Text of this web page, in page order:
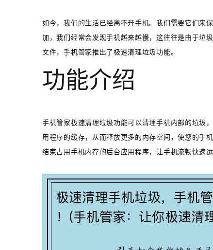
如今，我们的生活已经离不开手机。我们需要它们来
加，我们经常会发现手机越来越慢，这往往是由于垃
文件，手机管家推出了极速清理垃圾功能。
功能介绍
手机管家极速清理垃圾功能可以清理手机内部的垃圾
用程序的缓存，从而释放更多的内存空间，使您的手
结束占用手机内存的后台应用程序，让手机流畅快速运